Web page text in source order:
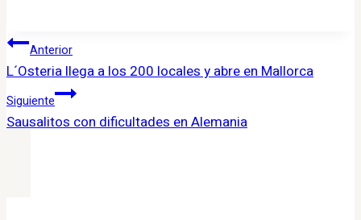
Navegación
de
entradas
Anterior
L´Osteria llega a los 200 locales y abre en Mallorca
Siguiente
Sausalitos con dificultades en Alemania